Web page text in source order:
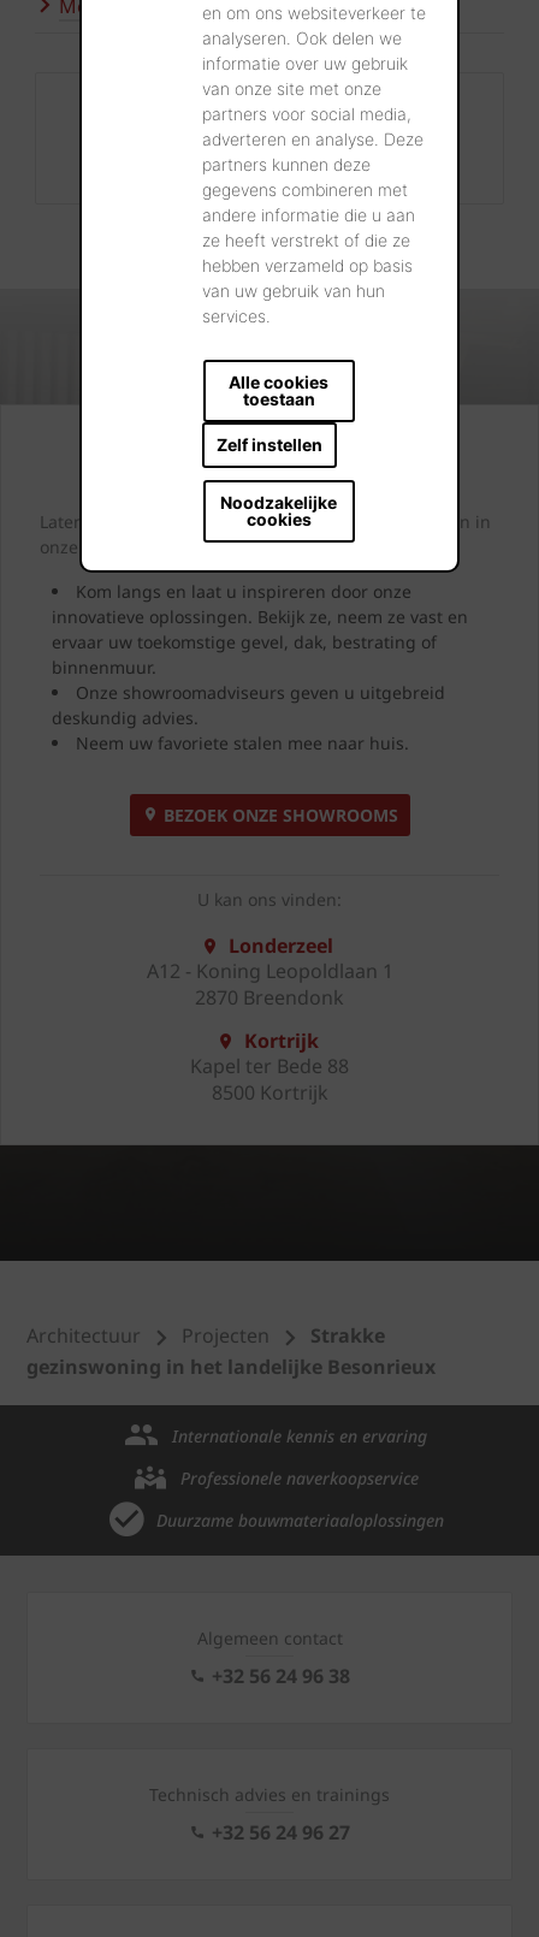
en om ons websiteverkeer te
analyseren. Ook delen we
informatie over uw gebruik
van onze site met onze
partners voor social media,
adverteren en analyse. Deze
partners kunnen deze
gegevens combineren met
andere informatie die u aan
ze heeft verstrekt of die ze
hebben verzameld op basis
van uw gebruik van hun
services.
Alle cookies
toestaan
Zelf instellen
Noodzakelijke
cookies
Meer inspiratie
+32 56 24 96 38
info@wienerberger.be
Kijk. Droom. Kies.
Laten we samen letterlijk uw dromen tastbaar maken in
onze showrooms.
Kom langs en laat u inspireren door onze
innovatieve oplossingen. Bekijk ze, neem ze vast en
ervaar uw toekomstige gevel, dak, bestrating of
binnenmuur.
Onze showroomadviseurs geven u uitgebreid
deskundig advies.
Neem uw favoriete stalen mee naar huis.
BEZOEK ONZE SHOWROOMS
U kan ons vinden:
Londerzeel
A12 - Koning Leopoldlaan 1
2870 Breendonk
Kortrijk
Kapel ter Bede 88
8500 Kortrijk
Architectuur Projecten
Strakke
gezinswoning in het landelijke Besonrieux
Internationale kennis en ervaring
Professionele naverkoopservice
Duurzame bouwmateriaaloplossingen
Algemeen contact
+32 56 24 96 38
Technisch advies en trainings
+32 56 24 96 27